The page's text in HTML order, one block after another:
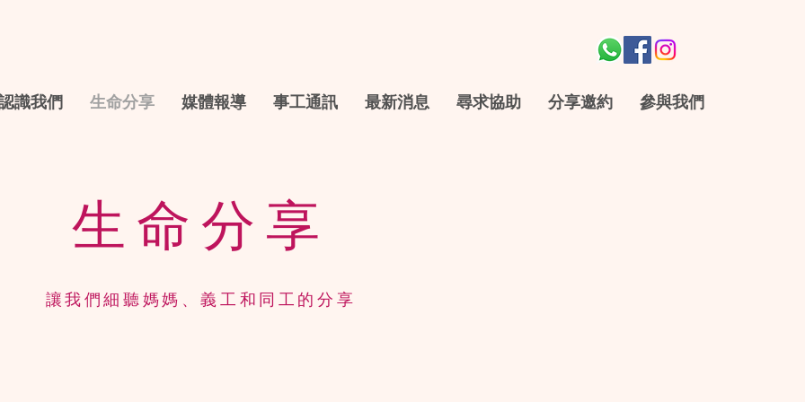
識我們 生命分享 媒體報導 事工通訊 最新消息 尋求協助 分享邀約 參與我們
生命分享
讓我們細聽媽媽、義工和同工的分享